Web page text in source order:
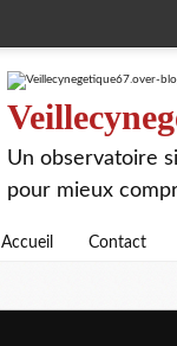
Un observatoire
pour mieux
Accueil Contact